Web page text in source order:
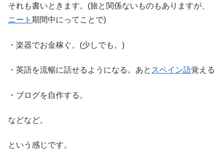
それも書いときます。(旅と関係ないものもありますが、
ニート 期間中にってことで)
・楽器でお金稼ぐ。(少しでも。)
・英語を流暢に話せるようになる。あと スペイン語覚える
・ブログを自作する。
などなど。
という感じです。